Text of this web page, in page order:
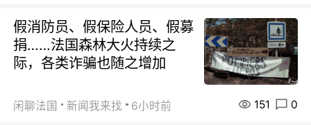
假消防员、假保险人员、假募
捐……法国森林大火持续之
际，各类诈骗也随之增加
闲聊法国 新闻我来找 6小时前 151 0